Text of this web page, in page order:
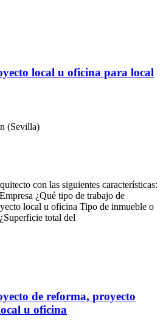
local u oficina para local
(Sevilla)
con las siguientes características:
¿Qué tipo de trabajo de
local u oficina Tipo de inmueble o
total del
de reforma, proyecto
u oficina